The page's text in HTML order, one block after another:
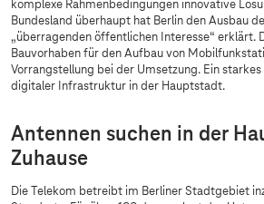
komplexe Rahmenbedingungen innovative
Bundesland überhaupt hat Berlin den Ausbau
„überragenden öffentlichen Interesse“ erklärt.
Bauvorhaben für den Aufbau von
Vorrangstellung bei der Umsetzung. Ein
digitaler Infrastruktur in der Hauptstadt.
Antennen suchen in der
Zuhause
Die Telekom betreibt im Berliner Stadtgebiet